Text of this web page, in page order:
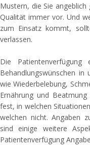
Mustern, die Sie
Qualität immer vor. Und
zum Einsatz kommt,
verlassen.
Die
Behandlungswünschen in
wie Wiederbelebung,
Ernährung und
fest, in welchen
welchen nicht. Angaben
sind einige weitere
Patientenverfügung